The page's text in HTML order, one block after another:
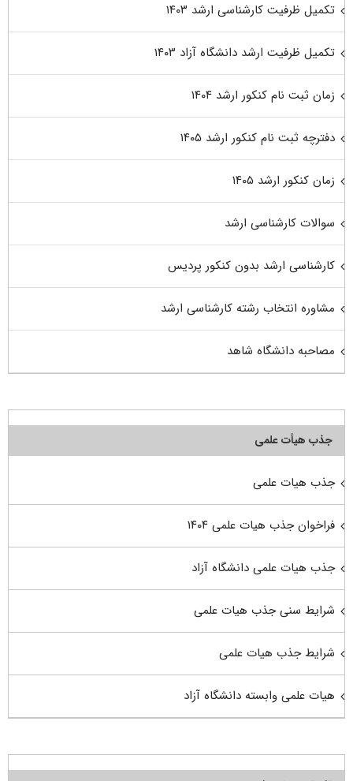
تکمیل ظرفیت کارشناسی ارشد ۱۴۰۳
تکمیل ظرفیت ارشد دانشگاه آزاد ۱۴۰۳
زمان ثبت نام کنکور ارشد ۱۴۰۴
دفترچه ثبت نام کنکور ارشد ۱۴۰۵
زمان کنکور ارشد ۱۴۰۵
سوالات کارشناسی ارشد
کارشناسی ارشد بدون کنکور پردیس
مشاوره انتخاب رشته کارشناسی ارشد
مصاحبه دانشگاه شاهد
جذب هیأت علمی
جذب هیات علمی
فراخوان جذب هیات علمی ۱۴۰۴
جذب هیات علمی دانشگاه آزاد
شرایط سنی جذب هیات علمی
شرایط جذب هیات علمی
هیات علمی وابسته دانشگاه آزاد